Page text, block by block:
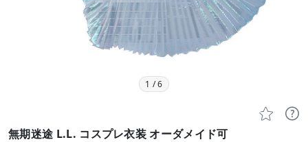
1 /6
 
無期迷途 L.L. コスプレ衣装 オーダメイド可